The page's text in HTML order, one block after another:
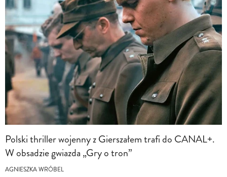
Polski thriller wojenny z Gierszałem trafi do CANAL+.
W obsadzie gwiazda „Gry o tron”
AGNIESZKA WRÓBEL